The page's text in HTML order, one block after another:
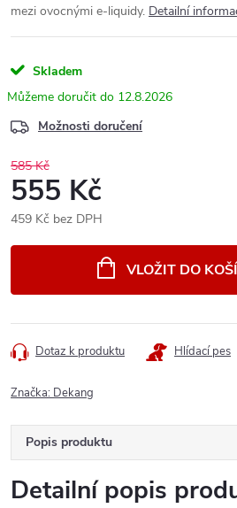
mezi ovocnými e-liquidy. Detailní
Skladem
12.8.2026
Možnosti doručení
585 Kč
555 Kč
459 Kč bez DPH
VLOŽIT DO
Dotaz k produktu Hlídací pes
Značka: Dekang
Popis produktu
Detailní popis